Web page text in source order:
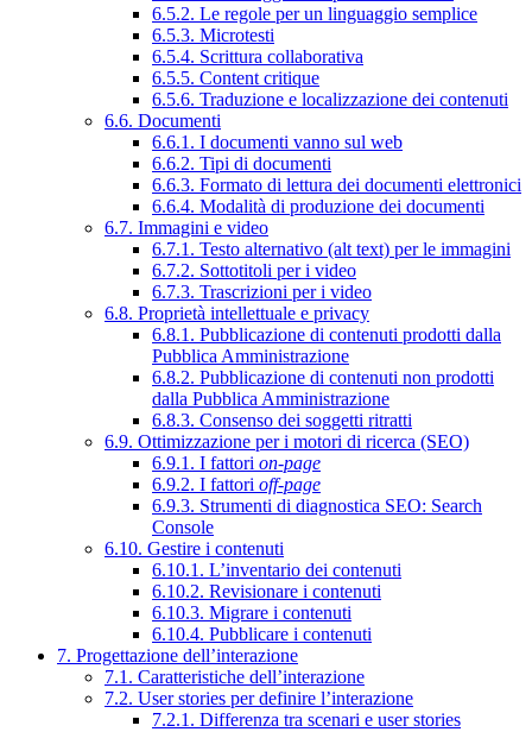
6.5.2. Le regole per un linguaggio semplice
6.5.3. Microtesti
6.5.4. Scrittura collaborativa
6.5.5. Content critique
6.5.6. Traduzione e localizzazione dei contenuti
6.6. Documenti
6.6.1. I documenti vanno sul web
6.6.2. Tipi di documenti
6.6.3. Formato di lettura dei documenti elettronici
6.6.4. Modalità di produzione dei documenti
6.7. Immagini e video
6.7.1. Testo alternativo (alt text) per le immagini
6.7.2. Sottotitoli per i video
6.7.3. Trascrizioni per i video
6.8. Proprietà intellettuale e privacy
6.8.1. Pubblicazione di contenuti prodotti dalla
Pubblica Amministrazione
6.8.2. Pubblicazione di contenuti non prodotti
dalla Pubblica Amministrazione
6.8.3. Consenso dei soggetti ritratti
6.9. Ottimizzazione per i motori di ricerca (SEO)
6.9.1. I fattori on-page
6.9.2. I fattori off-page
6.9.3. Strumenti di diagnostica SEO: Search
Console
6.10. Gestire i contenuti
6.10.1. L’inventario dei contenuti
6.10.2. Revisionare i contenuti
6.10.3. Migrare i contenuti
6.10.4. Pubblicare i contenuti
7. Progettazione dell’interazione
7.1. Caratteristiche dell’interazione
7.2. User stories per definire l’interazione
7.2.1. Differenza tra scenari e user stories